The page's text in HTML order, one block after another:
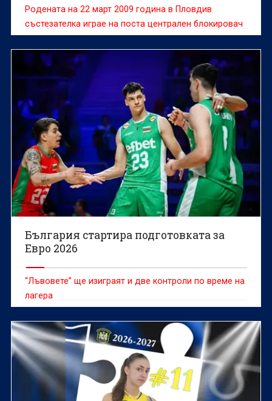
Родената на 22 март 2009 година в Пловдив
състезателка играе на поста централен блокировач
България стартира подготовката за
Евро 2026
“Лъвовете” ще изиграят и две контроли по време на
лагера